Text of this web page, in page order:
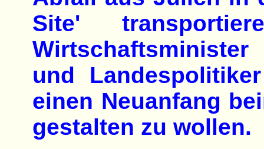
Site'
und
einen Neuanfang
gestalten zu wollen.